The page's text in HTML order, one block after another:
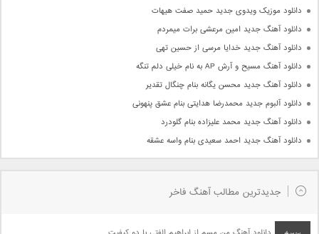
دانلود موزیک ویدوی جدید حمید صفت هیهات
دانلود آهنگ جدید امین مرعشی برات میمردم
دانلود آهنگ جدید خدایا مرسی از حسین تهی
دانلود آهنگ مسیح و آرش AP به نام خیلی دلم تنگه
دانلود آهنگ جدید محسن یگانه بنام چنگال تقدیر
دانلود آلبوم جدید محمدرضا هدایتی بنام عشق پنهونی
دانلود آهنگ جدید محمد علیزاده بنام گلودرد
دانلود آهنگ جدید احمد سعیدی بنام واسه عشقه
جدیدترین مطالب آهنگ فاخر